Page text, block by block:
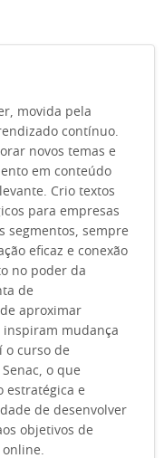
movida pela
contínuo.
novos temas e
em conteúdo
Crio textos
para empresas
segmentos, sempre
eficaz e conexão
no poder da
de
aproximar
inspiram mudança
o curso de
o que
estratégica e
de desenvolver
objetivos de
online.